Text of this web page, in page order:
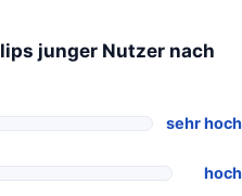
junger Nutzer nach
sehr hoch
hoch